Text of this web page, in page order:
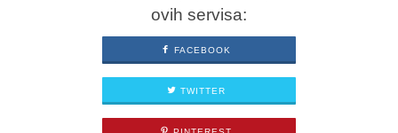
ovih servisa:
FACEBOOK
TWITTER